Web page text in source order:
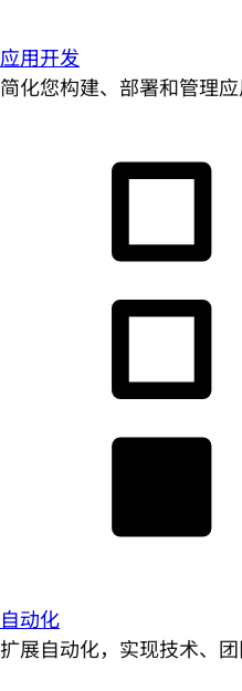
应用开发
简化您构建、部署和管理应
自动化
扩展自动化，实现技术、团